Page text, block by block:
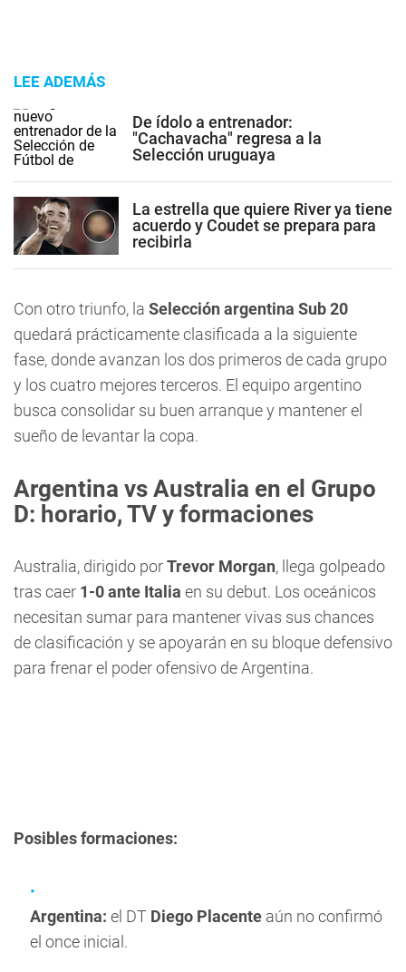
LEE ADEMÁS
De ídolo a entrenador:
"Cachavacha" regresa a la
Selección uruguaya
La estrella que quiere River ya tiene
acuerdo y Coudet se prepara para
recibirla
Con otro triunfo, la Selección argentina Sub 20
quedará prácticamente clasificada a la siguiente
fase, donde avanzan los dos primeros de cada grupo
y los cuatro mejores terceros. El equipo argentino
busca consolidar su buen arranque y mantener el
sueño de levantar la copa.
Argentina vs Australia en el Grupo
D: horario, TV y formaciones
Australia, dirigido porTrevor Morgan, llega golpeado
tras caer 1-0 ante Italia en su debut. Los oceánicos
necesitan sumar para mantener vivas sus chances
de clasificación y se apoyarán en su bloque defensivo
para frenar el poder ofensivo de Argentina.
Posibles formaciones:
Argentina: el DT Diego Placente aún no confirmó
el once inicial.